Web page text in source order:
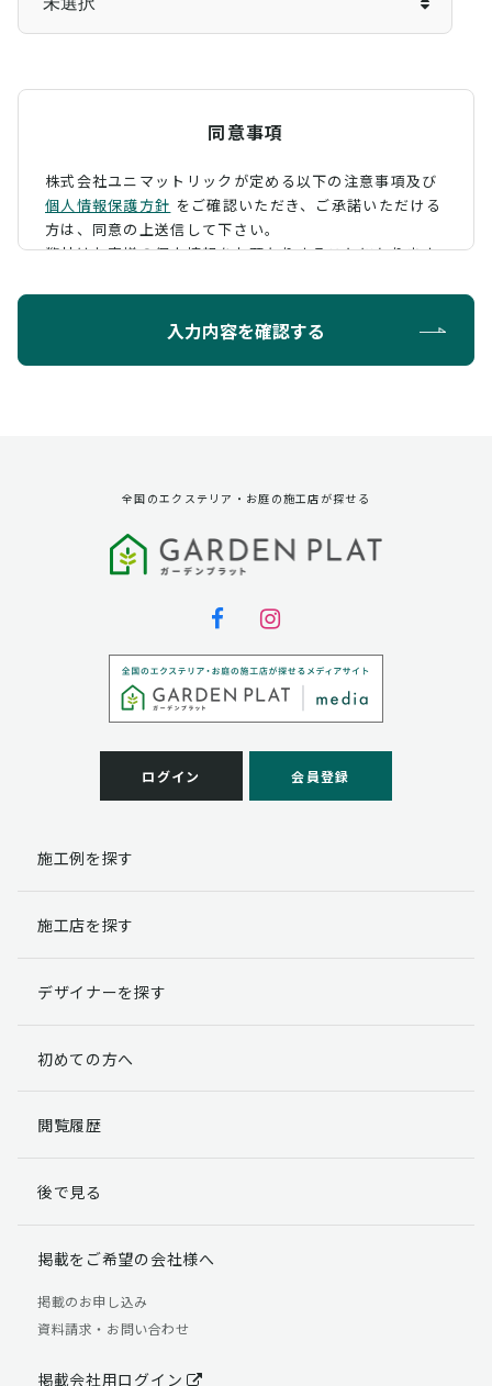
同意事項
株式会社ユニマットリックが定める以下の注意事項及び
個人情報保護方針 をご確認いただき、 ご承諾いただける
方は、同意の上送信して下さい。
弊社はお客様の個人情報をお預かりすることになります
ように定め、保護に努めております。
第三者への提供
弊社は法律で定められている場合を除いて、お客様の個
個人情報の取扱い業務の委託
弊社は事業運営上、お客様により良いサービスを提供す
るために業務の一部を外部に委託しており、業務委託先
客様には、貴殿の個人情報の利用目的の通知、開示、訂
理・機密保持などによりお客様の個人情報の漏洩防止に
個人情報提出の任意性
す。
らかじめご了承ください。
個人情報の開示請求について
る権利があります。
「個人情報の取り扱いについて」
【お問合せ先】 個人情報問合せ窓口
TEL：03-5411-7891（平日9:00 ～ 18:00）
入力内容を確認する
全国のエクステリア・お庭の施工店が探せる
ログイン 会員登録
施工例を探す
施工店を探す
デザイナーを探す
初めての方へ
閲覧履歴
後で見る
掲載をご希望の会社様へ
掲載のお申し込み
資料請求・お問い合わせ
掲載会社用ログイン